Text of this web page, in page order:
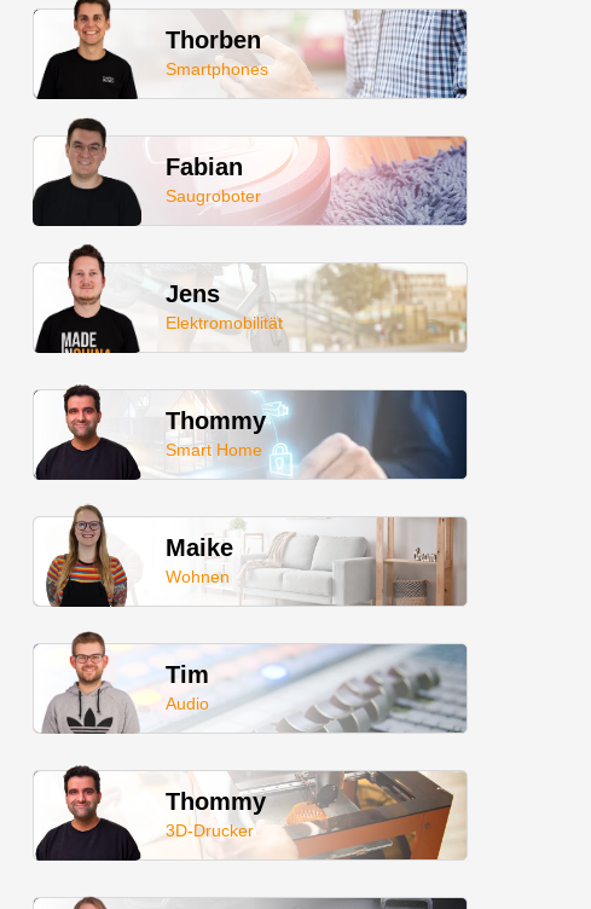
Thorben
Smartphones
Fabian
Saugroboter
Jens
Elektromobilität
Thommy
Smart Home
Maike
Wohnen
Tim
Audio
Thommy
3D-Drucker